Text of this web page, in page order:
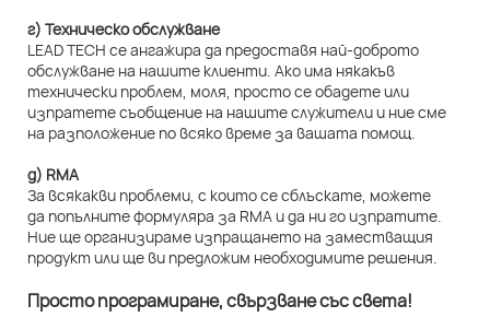
г) Техническо обслужване
LEAD TECH се ангажира да предоставя най-доброто
обслужване на нашите клиенти. Ако има някакъв
технически проблем, моля, просто се обадете или
изпратете съобщение на нашите служители и ние сме
на разположение по всяко време за вашата помощ.
д) RMA
За всякакви проблеми, с които се сблъскате, можете
да попълните формуляра за RMA и да ни го изпратите.
Ние ще организираме изпращането на заместващия
продукт или ще ви предложим необходимите решения.
Просто програмиране, свързване със света!